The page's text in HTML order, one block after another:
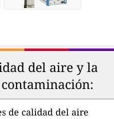
del aire y la
de calidad del aire